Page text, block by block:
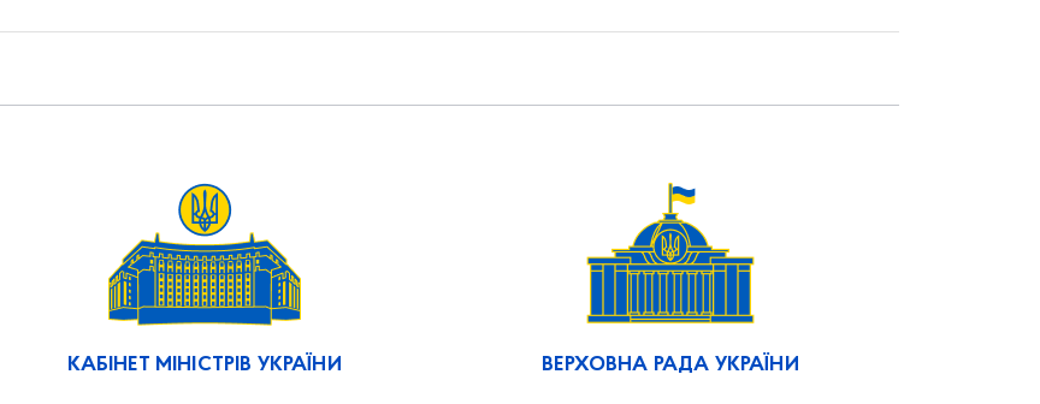
КАБІНЕТ МІНІСТРІВ УКРАЇНИ ВЕРХОВНА РАДА УКРАЇНИ